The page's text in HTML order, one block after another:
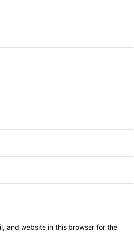
and website in this browser for the